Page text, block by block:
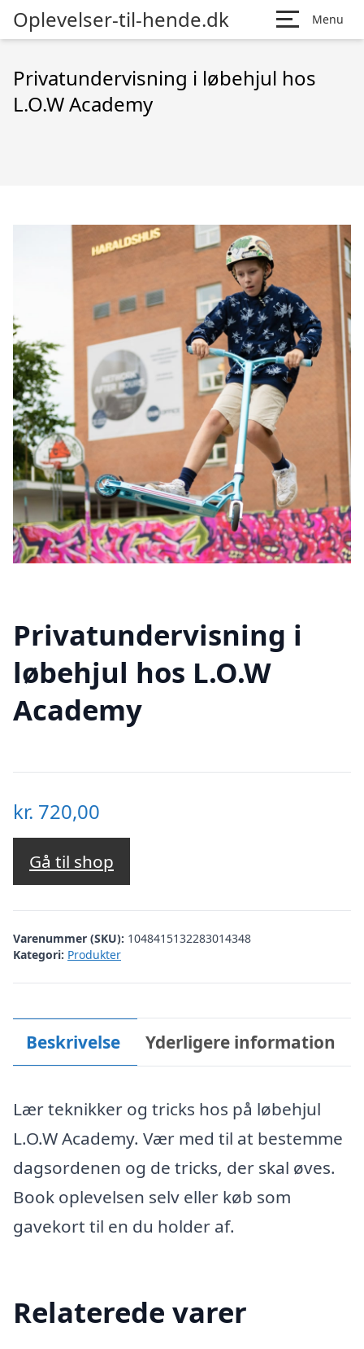
Oplevelser-til-hende.dk Menu
Privatundervisning i løbehjul hos
L.O.W Academy
Privatundervisning i
løbehjul hos L.O.W
Academy
kr. 720,00
Gå til shop
Varenummer (SKU): 1048415132283014348
Kategori: Produkter
Beskrivelse Yderligere information
Lær teknikker og tricks hos på løbehjul
L.O.W Academy. Vær med til at bestemme
dagsordenen og de tricks, der skal øves.
Book oplevelsen selv eller køb som
gavekort til en du holder af.
Relaterede varer